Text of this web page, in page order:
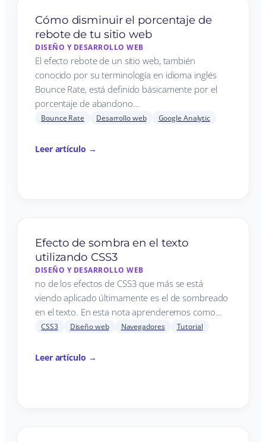
Cómo disminuir el porcentaje de
rebote de tu sitio web
DISEÑO Y DESARROLLO WEB
El efecto rebote de un sitio web, también
conocido por su terminología en idioma inglés
Bounce Rate, está definido básicamente por el
porcentaje de abandono…
Bounce Rate Desarrollo web Google Analytic
Leer artículo →
Efecto de sombra en el texto
utilizando CSS3
DISEÑO Y DESARROLLO WEB
no de los efectos de CSS3 que más se está
viendo aplicado últimamente es el de sombreado
en el texto. En esta nota aprenderemos como…
CSS3 Diseño web Navegadores Tutorial
Leer artículo →